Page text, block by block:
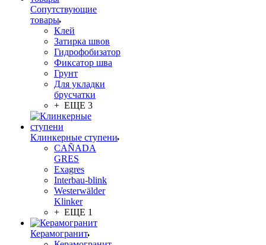
Сопутствующие
товары
Клей
Затирка швов
Гидрофобизатор
Фиксатор шва
Грунт
Для укладки
брусчатки
+ ЕЩЕ 3
Клинкерные ступени
CAÑADA
GRES
Exagres
Interbau-blink
Westerwälder
Klinker
+ ЕЩЕ 1
Керамогранит